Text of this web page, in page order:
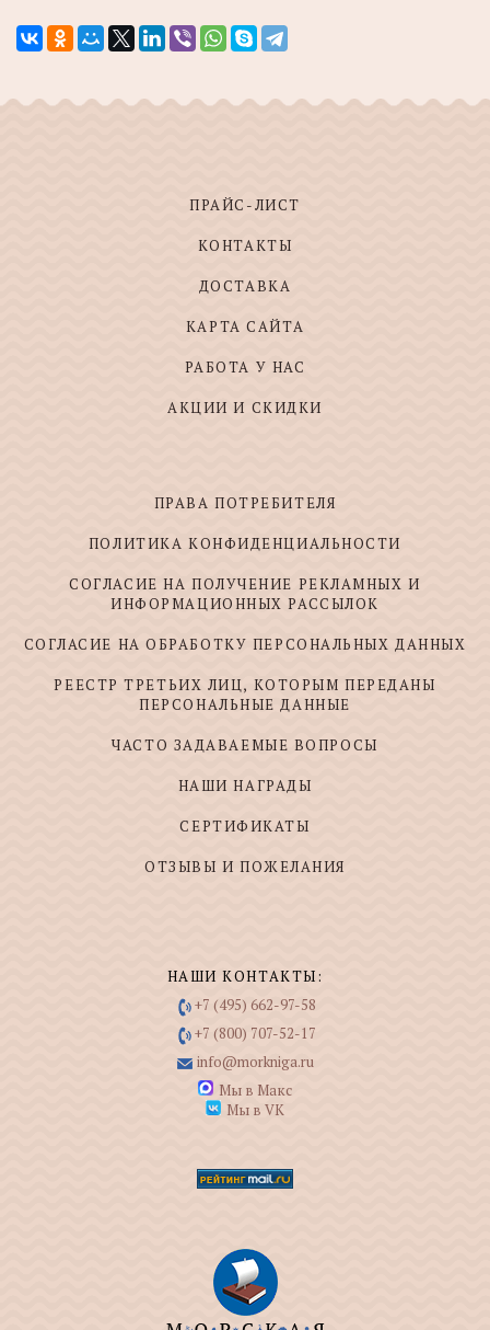
ПРАЙС-ЛИСТ
КОНТАКТЫ
ДОСТАВКА
КАРТА САЙТА
РАБОТА У НАС
АКЦИИ И СКИДКИ
ПРАВА ПОТРЕБИТЕЛЯ
ПОЛИТИКА КОНФИДЕНЦИАЛЬНОСТИ
СОГЛАСИЕ НА ПОЛУЧЕНИЕ РЕКЛАМНЫХ И
ИНФОРМАЦИОННЫХ РАССЫЛОК
СОГЛАСИЕ НА ОБРАБОТКУ ПЕРСОНАЛЬНЫХ ДАННЫХ
РЕЕСТР ТРЕТЬИХ ЛИЦ, КОТОРЫМ ПЕРЕДАНЫ
ПЕРСОНАЛЬНЫЕ ДАННЫЕ
ЧАСТО ЗАДАВАЕМЫЕ ВОПРОСЫ
НАШИ НАГРАДЫ
СЕРТИФИКАТЫ
ОТЗЫВЫ И ПОЖЕЛАНИЯ
НАШИ КОНТАКТЫ:
+7 (495) 662-97-58
+7 (800) 707-52-17
info@morkniga.ru
Мы в Макс
Мы в VK